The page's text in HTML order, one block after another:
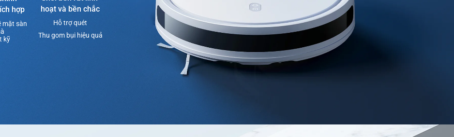
hợp
mặt sàn
kỹ
hoạt và bền chắc
Hỗ trợ quét
Thu gom bụi hiệu quả